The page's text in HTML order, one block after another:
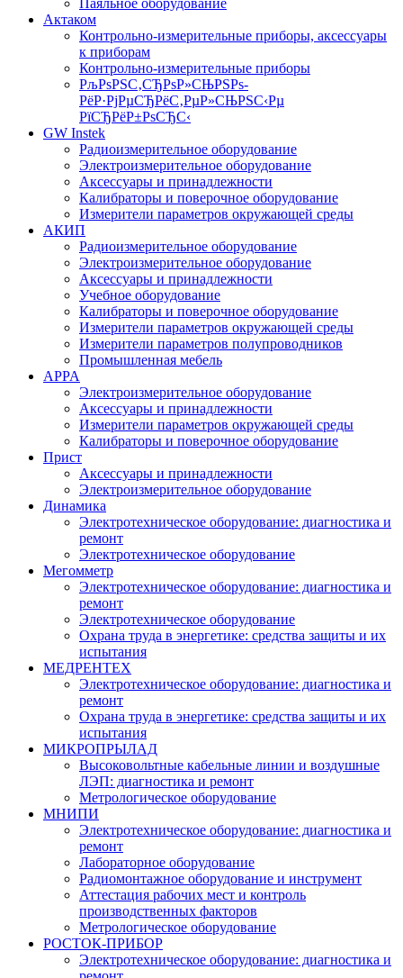
Паяльное оборудование
Актаком
Контрольно-измерительные приборы, аксессуары
к приборам
Контрольно-измерительные приборы
РљРѕРЅС‚СЂРѕР»СЊРЅРѕ-
РёР·РјРµСЂРёС‚РµР»СЊРЅС‹Рµ
РїСЂРёР±РѕСЂС‹
GW Instek
Радиоизмерительное оборудование
Электроизмерительное оборудование
Аксессуары и принадлежности
Калибраторы и поверочное оборудование
Измерители параметров окружающей среды
АКИП
Радиоизмерительное оборудование
Электроизмерительное оборудование
Аксессуары и принадлежности
Учебное оборудование
Калибраторы и поверочное оборудование
Измерители параметров окружающей среды
Измерители параметров полупроводников
Промышленная мебель
APPA
Электроизмерительное оборудование
Аксессуары и принадлежности
Измерители параметров окружающей среды
Калибраторы и поверочное оборудование
Прист
Аксессуары и принадлежности
Электроизмерительное оборудование
Динамика
Электротехническое оборудование: диагностика и
ремонт
Электротехническое оборудование
Мегомметр
Электротехническое оборудование: диагностика и
ремонт
Электротехническое оборудование
Охрана труда в энергетике: средства защиты и их
испытания
МЕДРЕНТЕХ
Электротехническое оборудование: диагностика и
ремонт
Охрана труда в энергетике: средства защиты и их
испытания
МИКРОПРЫЛАД
Высоковольтные кабельные линии и воздушные
ЛЭП: диагностика и ремонт
Метрологическое оборудование
МНИПИ
Электротехническое оборудование: диагностика и
ремонт
Лабораторное оборудование
Радиомонтажное оборудование и инструмент
Аттестация рабочих мест и контроль
производственных факторов
Метрологическое оборудование
РОСТОК-ПРИБОР
Электротехническое оборудование: диагностика и